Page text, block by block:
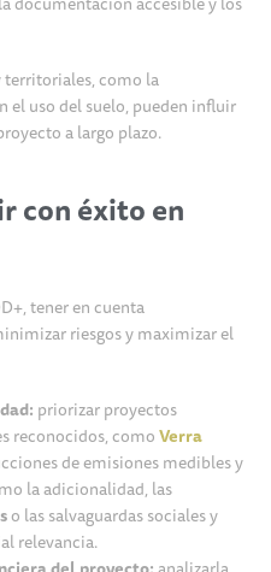
territoriales, como la
el uso del suelo, pueden influir
a largo plazo.
con éxito en
tener en cuenta
riesgos y maximizar el
priorizar proyectos
reconocidos, comoVerra
de emisiones medibles y
la adicionalidad, las
o las salvaguardas sociales y
relevancia.